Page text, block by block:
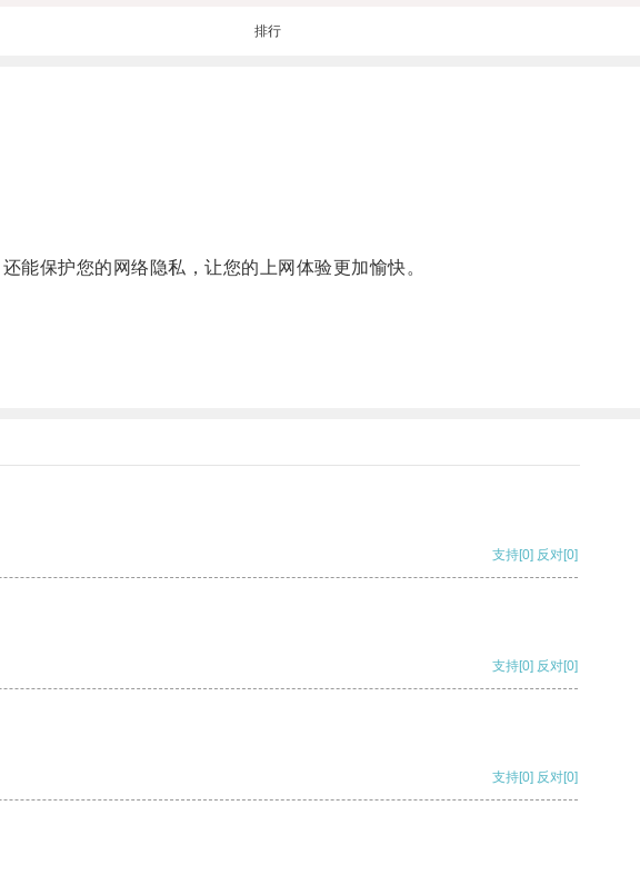
排行
保护您的网络隐私，让您的上网体验更加愉快。
支持[0] 反对[0]
支持[0] 反对[0]
支持[0] 反对[0]